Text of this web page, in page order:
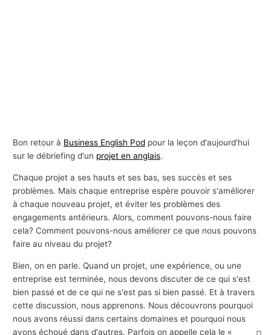
Bon retour à Business English Pod pour la leçon d'aujourd'hui
sur le débriefing d'un projet en anglais.
Chaque projet a ses hauts et ses bas, ses succès et ses
problèmes. Mais chaque entreprise espère pouvoir s'améliorer
à chaque nouveau projet, et éviter les problèmes des
engagements antérieurs. Alors, comment pouvons-nous faire
cela? Comment pouvons-nous améliorer ce que nous pouvons
faire au niveau du projet?
Bien, on en parle. Quand un projet, une expérience, ou une
entreprise est terminée, nous devons discuter de ce qui s'est
bien passé et de ce qui ne s'est pas si bien passé. Et à travers
cette discussion, nous apprenons. Nous découvrons pourquoi
nous avons réussi dans certains domaines et pourquoi nous
avons échoué dans d'autres. Parfois on appelle cela le «